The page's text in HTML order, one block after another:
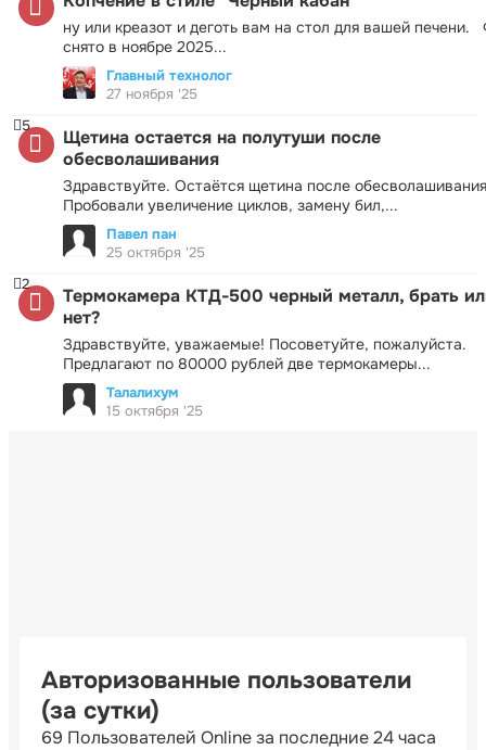
ну или креазот и деготь вам на стол для вашей печени.
снято в ноябре 2025...
Главный технолог
27 ноября '25
Щетина остается на полутуши после
обесволашивания
Здравствуйте. Остаётся щетина после
Пробовали увеличение циклов, замену бил,...
5
Павел пан
25 октября '25
Термокамера КТД-500 черный металл, брать
нет?
Здравствуйте, уважаемые! Посоветуйте, пожалуйста.
Предлагают по 80000 рублей две термокамеры...
2
Талалихум
15 октября '25
Авторизованные пользователи
(за сутки)
69 Пользователей Online за последние 24 часа